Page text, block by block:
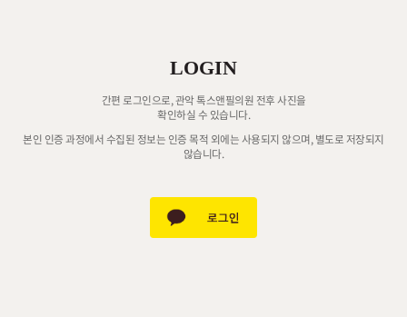
LOGIN
간편 로그인으로, 관악 톡스앤필의원 전후 사진을
확인하실 수 있습니다.
본인 인증 과정에서 수집된 정보는 인증 목적 외에는 사용되지 않으며, 별도로 저장되지
않습니다.